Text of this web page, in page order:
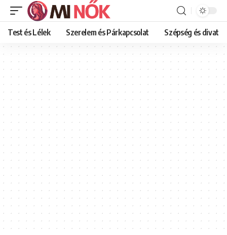
Test és Lélek Szerelem és Párkapcsolat Szépség és divat